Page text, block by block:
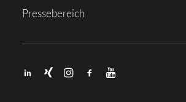
Pressebereich